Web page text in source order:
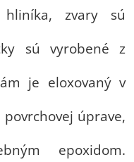
zvary sú
sú vyrobené z
je eloxovaný v
úprave,
epoxidom.